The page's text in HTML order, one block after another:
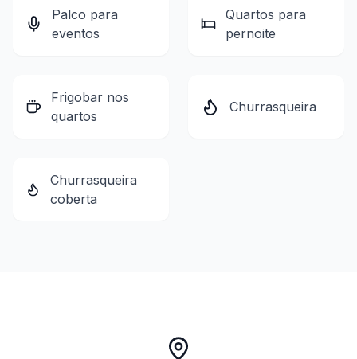
Palco para
eventos
Quartos para
pernoite
Frigobar nos
quartos
Churrasqueira
Churrasqueira
coberta